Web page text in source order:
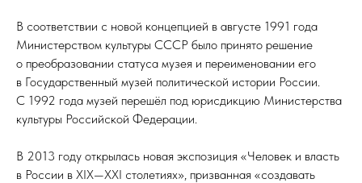
В соответствии с новой концепцией в августе 1991 года
Министерством культуры СССР было принято решение
о преобразовании статуса музея и переименовании его
в Государственный музей политической истории России.
С 1992 года музей перешёл под юрисдикцию Министерства
культуры Российской Федерации.
В 2013 году открылась новая экспозиция «Человек и власть
в России в XIX—XXI столетиях», призванная «создавать